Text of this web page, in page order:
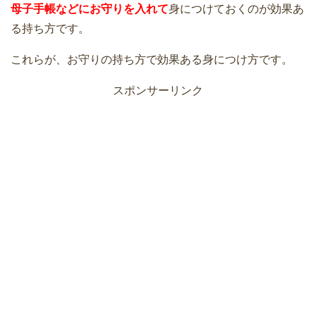
母子手帳などにお守りを入れて身につけておくのが効果あ
る持ち方です。
これらが、お守りの持ち方で効果ある身につけ方です。
スポンサーリンク